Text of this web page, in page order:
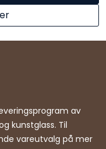
av
kunstglass. Til
vareutvalg på mer